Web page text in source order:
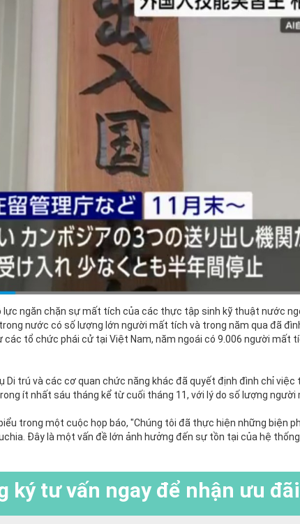
lực ngăn chặn sự mất tích của các thực tập sinh kỹ thuật nước
nước có số lượng lớn người mất tích và trong năm qua đã
tổ chức phái cử tại Việt Nam, năm ngoái có 9.006 người mất
Di trú và các cơ quan chức năng khác đã quyết định đình chỉ
ít nhất sáu tháng kể từ cuối tháng 11, với lý do số lượng người
trong một cuộc họp báo, "Chúng tôi đã thực hiện những biện
Đây là một vấn đề lớn ảnh hưởng đến sự tồn tại của hệ
ký tư vấn ngay để nhận ưu